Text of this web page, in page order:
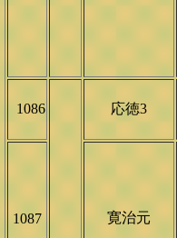
1086 応徳3
1087 寛治元